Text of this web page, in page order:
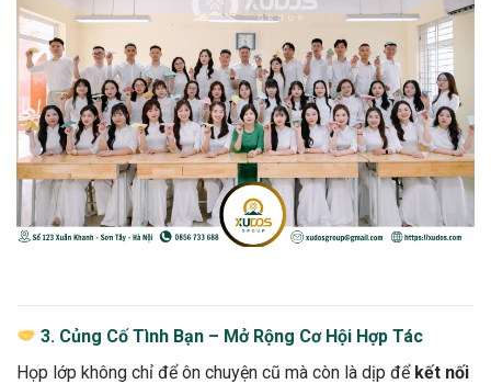
3. Củng Cố Tình Bạn – Mở Rộng Cơ Hội Hợp Tác
Họp lớp không chỉ để ôn chuyện cũ mà còn là dịp để kết nối